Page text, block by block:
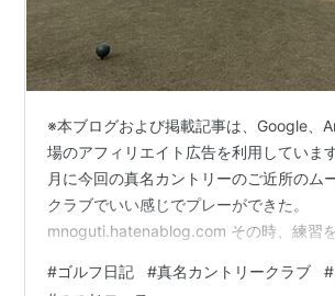
※本ブログおよび掲載記事は、Google、
場のアフィリエイト広告を利用していま
月に今回の真名カントリーのご近所のム
クラブでいい感じでプレーができた。
mnoguti.hatenablog.com その時、練習
るので、少なくとも前回なみのスコアで
#ゴルフ日記 #真名カントリークラブ #